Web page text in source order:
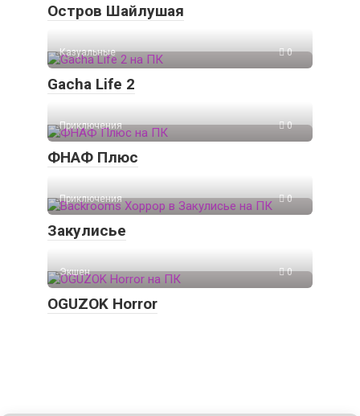
Остров Шайлушая
Казуальные 0
Gacha Life 2
Приключения 0
ФНАФ Плюс
Приключения 0
Закулисье
Экшен 0
OGUZOK Horror